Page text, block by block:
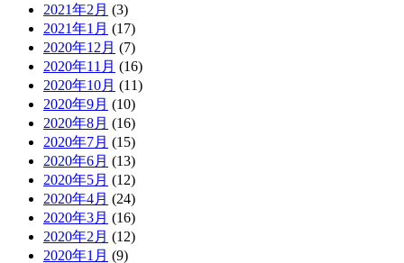
2021年2月 (3)
2021年1月 (17)
2020年12月 (7)
2020年11月 (16)
2020年10月 (11)
2020年9月 (10)
2020年8月 (16)
2020年7月 (15)
2020年6月 (13)
2020年5月 (12)
2020年4月 (24)
2020年3月 (16)
2020年2月 (12)
2020年1月 (9)